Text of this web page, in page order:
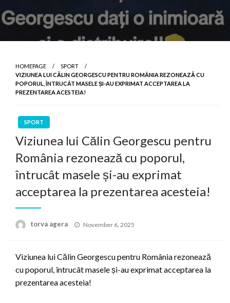
HOMEPAGE
SPORT
VIZIUNEA LUI CĂLIN GEORGESCU PENTRU ROMÂNIA REZONEAZĂ CU
POPORUL, ÎNTRUCÂT MASELE ȘI-AU EXPRIMAT ACCEPTAREA LA
PREZENTAREA ACESTEIA!
SPORT
Viziunea lui Călin Georgescu pentru
România rezonează cu poporul,
întrucât masele și-au exprimat
acceptarea la prezentarea acesteia!
torva agera
Posted
November 6, 2025
Viziunea lui Călin Georgescu pentru România rezonează
cu poporul, întrucât masele și-au exprimat acceptarea la
prezentarea acesteia!